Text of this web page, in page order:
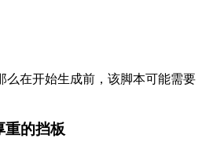
么在开始生成前，该脚本可能需要
重的挡板